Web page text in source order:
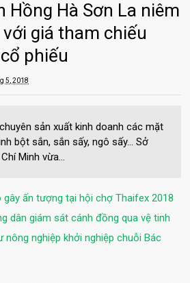
Hồng Hà Sơn La niêm
giá tham chiếu
phiếu
5, 2018
sản xuất kinh doanh các mặt
bột sắn, sắn sấy, ngô sấy... Sở
Minh vừa...
gây ấn tượng tại hội chợ Thaifex 2018
dân giám sát cánh đồng qua vệ tinh
nông nghiệp khởi nghiệp chuỗi Bác